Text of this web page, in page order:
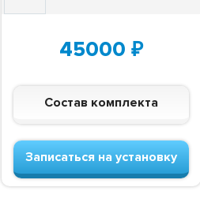
45000 ₽
Состав комплекта
Записаться на установку